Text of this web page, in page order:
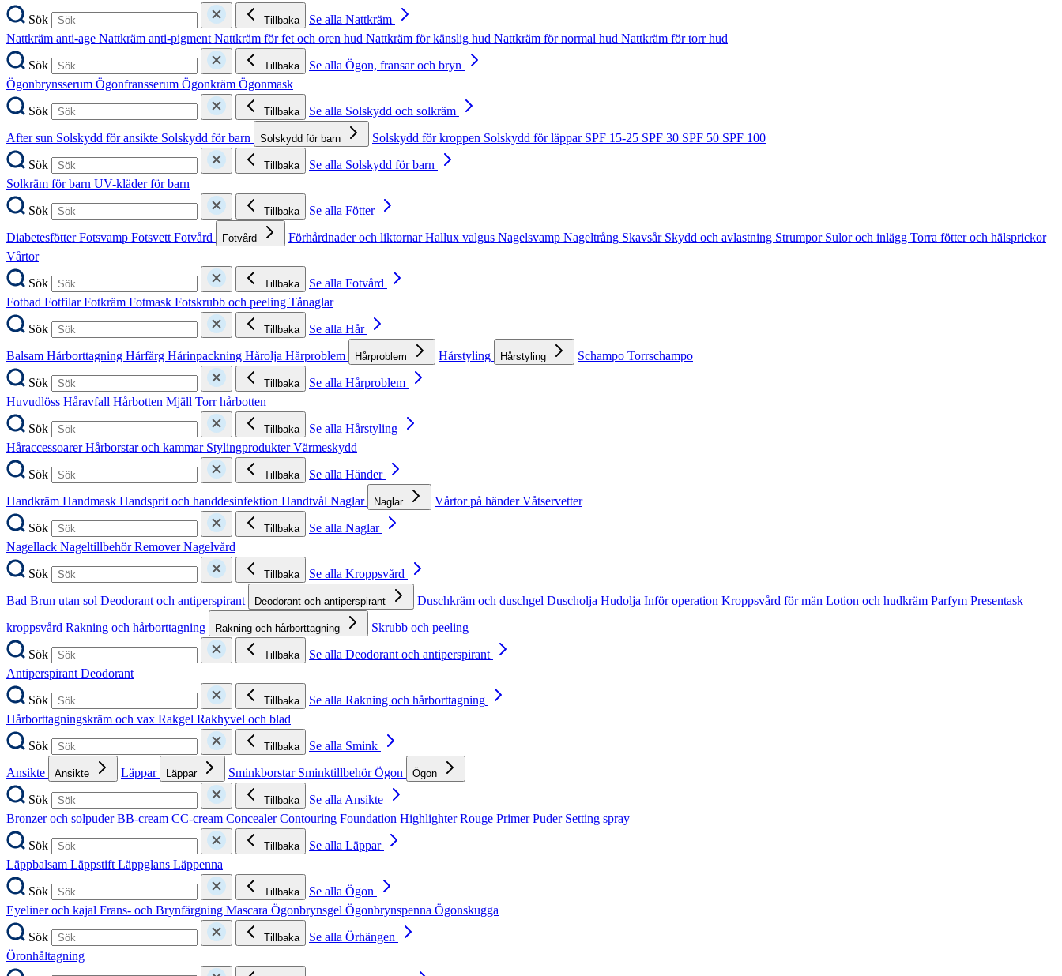
Sök
Tillbaka
Se alla Nattkräm
Nattkräm anti-age Nattkräm anti-pigment Nattkräm för fet och oren hud Nattkräm för känslig hud Nattkräm för normal hud Nattkräm för torr hud
Sök
Tillbaka
Se alla Ögon, fransar och bryn
Ögonbrynsserum Ögonfransserum Ögonkräm Ögonmask
Sök
Tillbaka
Se alla Solskydd och solkräm
After sun Solskydd för ansikte Solskydd för barn Solskydd för barn Solskydd för kroppen Solskydd för läppar SPF 15-25 SPF 30 SPF 50 SPF 100
Sök
Tillbaka
Se alla Solskydd för barn
Solkräm för barn UV-kläder för barn
Sök
Tillbaka
Se alla Fötter
DiabetesfötterFotsvamp Fotsvett Fotvård Fotvård Förhårdnader och liktornarHallux valgus Nagelsvamp Nageltrång Skavsår Skydd och avlastning Strumpor Sulor och inlägg Torra fötter och hälsprickor
Vårtor
Sök
Tillbaka
Se alla Fotvård
Fotbad FotfilarFotkräm Fotmask Fotskrubb och peeling Tånaglar
Sök
Tillbaka
Se alla Hår
Balsam Hårborttagning Hårfärg Hårinpackning Hårolja Hårproblem Hårproblem Hårstyling Hårstyling Schampo Torrschampo
Sök
Tillbaka
Se alla Hårproblem
Huvudlöss Håravfall Hårbotten Mjäll Torr hårbotten
Sök
Tillbaka
Se alla Hårstyling
HåraccessoarerHårborstar och kammar StylingprodukterVärmeskydd
Sök
Tillbaka
Se alla Händer
Handkräm Handmask Handsprit och handdesinfektion Handtvål Naglar Naglar Vårtor på händerVåtservetter
Sök
Tillbaka
Se alla Naglar
Nagellack NageltillbehörRemoverNagelvård
Sök
Tillbaka
Se alla Kroppsvård
Bad Brun utan sol Deodorant och antiperspirant Deodorant och antiperspirant Duschkräm och duschgel Duscholja Hudolja Inför operation Kroppsvård för män Lotion och hudkräm Parfym Presentask
kroppsvård Rakning och hårborttagning Rakning och hårborttagning
Skrubb och peeling
Sök
Tillbaka
Se alla Deodorant och antiperspirant
Antiperspirant Deodorant
Sök
Tillbaka
Se alla Rakning och hårborttagning
Hårborttagningskräm och vax Rakgel Rakhyvel och blad
Sök
Tillbaka
Se alla Smink
Ansikte
Ansikte Läppar Läppar Sminkborstar SminktillbehörÖgon Ögon
Sök Tillbaka
Se alla Ansikte
Bronzer och solpuderBB-cream CC-cream ConcealerContouring Foundation HighlighterRouge PrimerPuder Setting spray
Sök
Tillbaka
Se alla Läppar
Läppbalsam Läppstift Läppglans Läppenna
Sök
Tillbaka
Se alla Ögon
Eyeliner och kajal Frans- och Brynfärgning Mascara Ögonbrynsgel Ögonbrynspenna Ögonskugga
Sök
Tillbaka
Se alla Örhängen
Öronhåltagning